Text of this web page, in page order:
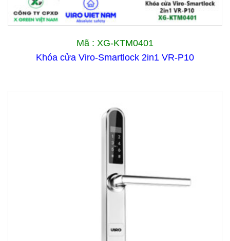
Mã : XG-KTM0401
Khóa cửa Viro-Smartlock 2in1 VR-P10